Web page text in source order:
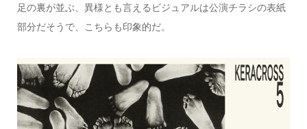
足の裏が並ぶ、異様とも言えるビジュアルは公演チラシの表紙
部分だそうで、こちらも印象的だ。